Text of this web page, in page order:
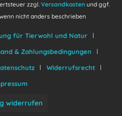
zzgl. Versandkosten und ggf.
nicht anders beschrieben
für Tierwohl und Natur
& Zahlungsbedingungen
Widerrufsrecht
widerrufen